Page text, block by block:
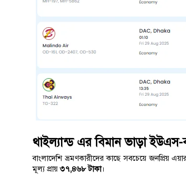
থাইল্যান্ড এর বিমান ভাড়া ইউএস-
বাংলাদেশি ভ্রমণকারীদের কাছে সবচেয়ে জনপ্রিয়
মূল্য প্রায়৩৭,৪৬৮ টাকা।